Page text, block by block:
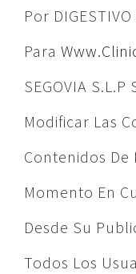
Por DIGESTIVO
Para
SEGOVIA
Modificar Las
Contenidos De
Momento En
Desde Su
Todos Los